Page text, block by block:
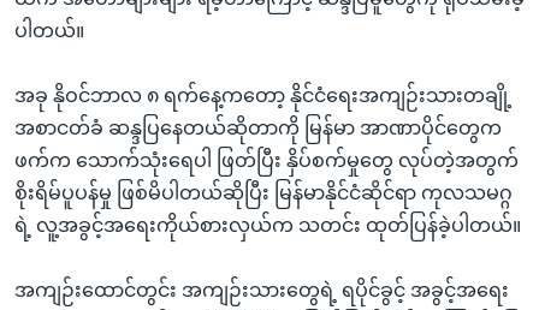
ပါတယ်။
အခု နိုဝင်ဘာလ ၈ ရက်နေ့ကတော့ နိုင်ငံရေးအကျဉ်းသားတချို့
အစာငတ်ခံ ဆန္ဒပြနေတယ်ဆိုတာကို မြန်မာ အာဏာပိုင်တွေက
ဖက်က သောက်သုံးရေပါ ဖြတ်ပြီး နှိပ်စက်မှုတွေ လုပ်တဲ့အတွက်
စိုးရိမ်ပူပန်မှု ဖြစ်မိပါတယ်ဆိုပြီး မြန်မာနိုင်ငံဆိုင်ရာ ကုလသမဂ္ဂ
ရဲ့ လူ့အခွင့်အရေးကိုယ်စားလှယ်က သတင်း ထုတ်ပြန်ခဲ့ပါတယ်။
အကျဉ်းထောင်တွင်း အကျဉ်းသားတွေရဲ့ ရပိုင်ခွင့် အခွင့်အရေး